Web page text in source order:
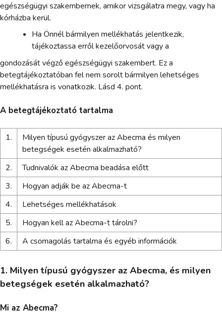
egészségügyi szakembernek, amikor vizsgálatra megy, vagy ha
kórházba kerül.
Ha Önnél bármilyen mellékhatás jelentkezik,
tájékoztassa erről kezelőorvosát vagy a
gondozását végző egészségügyi szakembert. Ez a
betegtájékoztatóban fel nem sorolt bármilyen lehetséges
mellékhatásra is vonatkozik. Lásd 4. pont.
A betegtájékoztató tartalma
1.
Milyen típusú gyógyszer az Abecma és milyen
betegségek esetén alkalmazható?
2.
Tudnivalók az Abecma beadása előtt
3.
Hogyan adják be az Abecma-t
4.
Lehetséges mellékhatások
5.
Hogyan kell az Abecma-t tárolni?
6.
A csomagolás tartalma és egyéb információk
1. Milyen típusú gyógyszer az Abecma, és milyen
betegségek esetén alkalmazható?
Mi az Abecma?